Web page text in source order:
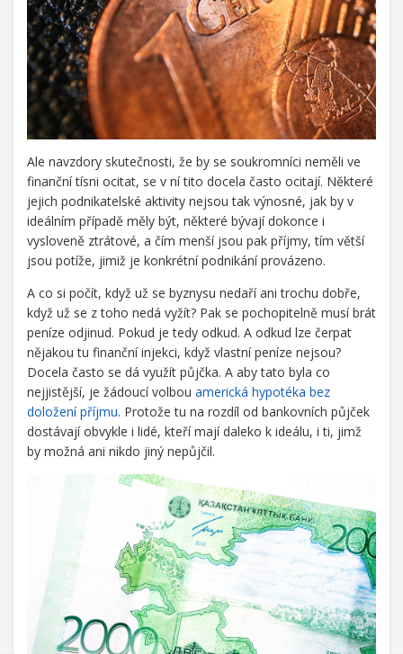
Ale navzdory skutečnosti, že by se soukromníci neměli ve
finanční tísni ocitat, se v ní tito docela často ocitají. Některé
jejich podnikatelské aktivity nejsou tak výnosné, jak by v
ideálním případě měly být, některé bývají dokonce i
vysloveně ztrátové, a čím menší jsou pak příjmy, tím větší
jsou potíže, jimiž je konkrétní podnikání provázeno.
A co si počít, když už se byznysu nedaří ani trochu dobře,
když už se z toho nedá vyžít? Pak se pochopitelně musí brát
peníze odjinud. Pokud je tedy odkud. A odkud lze čerpat
nějakou tu finanční injekci, když vlastní peníze nejsou?
Docela často se dá využít půjčka. A aby tato byla co
nejjistější, je žádoucí volbou americká hypotéka bez
doložení příjmu. Protože tu na rozdíl od bankovních půjček
dostávají obvykle i lidé, kteří mají daleko k ideálu, i ti, jimž
by možná ani nikdo jiný nepůjčil.